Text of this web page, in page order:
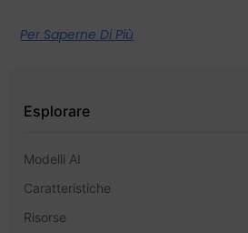
Per Saperne Di Più
Esplorare
Modelli AI
Caratteristiche
Risorse